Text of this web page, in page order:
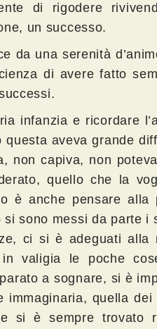
di rigodere
un successo.
da una serenità
di avere fatto
infanzia e ricordare
aveva grande
non capiva, non
quello che la
è anche pensare alla
sono messi da parte i
ci si è adeguati alla
valigia le poche
a sognare, si è
quella dei
si è sempre trovato